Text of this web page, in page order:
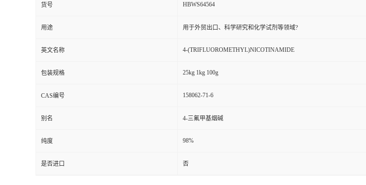
货号 HBWS64564
用途 用于外贸出口、科学研究和化学试剂等领域?
英文名称 4-(TRIFLUOROMETHYL)NICOTINAMIDE
包装规格 25kg 1kg 100g
CAS编号 158062-71-6
别名 4-三氟甲基烟碱
纯度 98%
是否进口 否